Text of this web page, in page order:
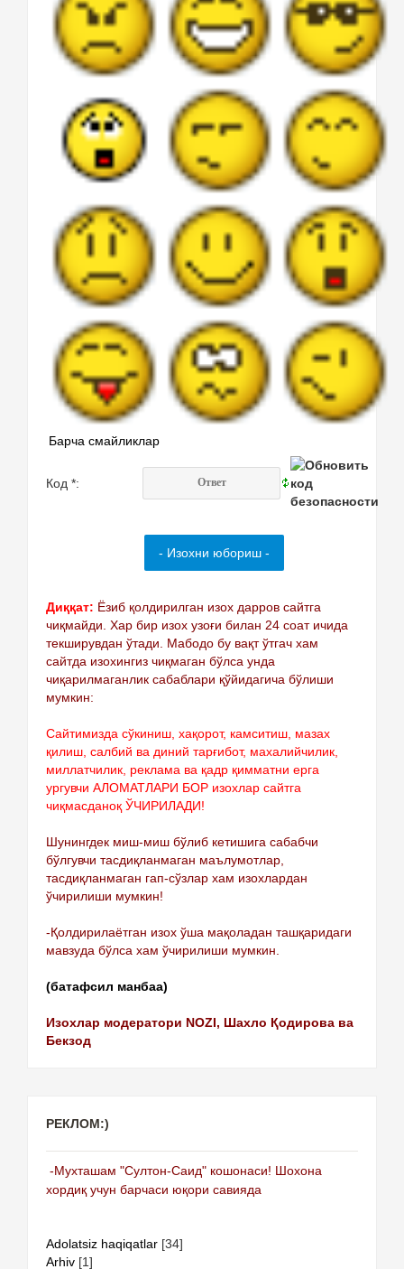
Барча смайликлар
Код *:
Диққат: Ёзиб қолдирилган изох дарров сайтга
чиқмайди. Хар бир изох узоғи билан 24 соат ичида
текширувдан ўтади. Мабодо бу вақт ўтгач хам
сайтда изохингиз чиқмаган бўлса унда
чиқарилмаганлик сабаблари қўйидагича бўлиши
мумкин:
Сайтимизда сўкиниш, хақорот, камситиш, мазах
қилиш, салбий ва диний тарғибот, махалийчилик,
миллатчилик, реклама ва қадр қимматни ерга
ургувчи АЛОМАТЛАРИ БОР изохлар сайтга
чиқмасданоқ ЎЧИРИЛАДИ!
Шунингдек миш-миш бўлиб кетишига сабабчи
бўлгувчи тасдиқланмаган маълумотлар,
тасдиқланмаган гап-сўзлар хам изохлардан
ўчирилиши мумкин!
-Қолдирилаётган изох ўша мақоладан ташқаридаги
мавзуда бўлса хам ўчирилиши мумкин.
(батафсил манбаа)
Изохлар модератори NOZI, Шахло Қодирова ва
Бекзод
РЕКЛОМ:)
-Мухташам "Султон-Саид" кошонаси! Шохона
хордиқ учун барчаси юқори савияда
Adolatsiz haqiqatlar [34]
Arhiv [1]